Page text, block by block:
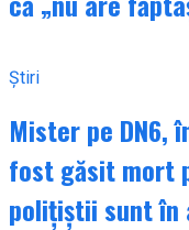
Știri
Mister pe DN6,
fost găsit mort
polițiștii sunt în